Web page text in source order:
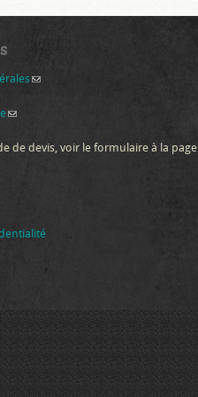
(link sends e-mail)
(link sends e-mail)
de devis, voir le formulaire à la page